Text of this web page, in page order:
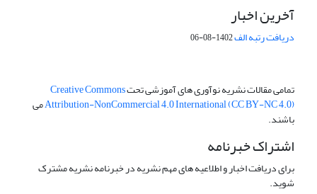
آخرین اخبار
دریافت رتبه الف1402-08-06
تمامی مقالات نشریه نوآوری های آموزشی تحتCreative Commons
Attribution-NonCommercial 4.0 International (CC BY-NC 4.0)می
باشند.
اشتراک خبرنامه
برای دریافت اخبار و اطلاعیه های مهم نشریه در خبرنامه نشریه مشترک
شوید.